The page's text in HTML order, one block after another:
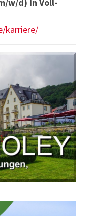
w/d) in Voll-
karriere/